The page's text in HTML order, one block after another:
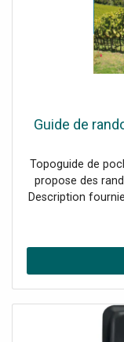
points
des systèmes
Controller)
conforme à la
Guide de
Topoguide de
propose des
Description
in the region
Perugia, Orvieto
to 19km in
transport. This
information